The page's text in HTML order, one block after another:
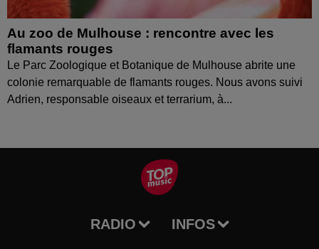
Au zoo de Mulhouse : rencontre avec les
flamants rouges
Le Parc Zoologique et Botanique de Mulhouse abrite une
colonie remarquable de flamants rouges. Nous avons suivi
Adrien, responsable oiseaux et terrarium, à...
RADIO INFOS